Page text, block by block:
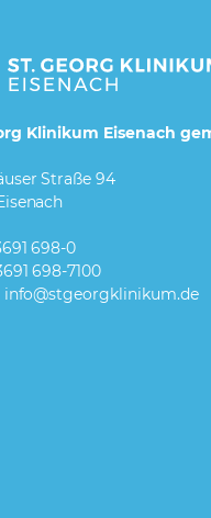
Klinikum Eisenach
Straße 94
698-0
698-7100